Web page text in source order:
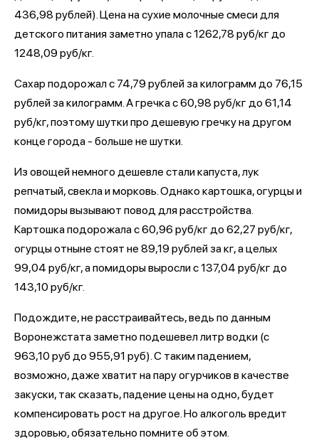
436,98 рублей). Цена на сухие молочные смеси для
детского питания заметно упала с 1262,78 руб/кг до
1248,09 руб/кг.
Сахар подорожал с 74,79 рублей за килограмм до 76,15
рублей за килограмм. А гречка с 60,98 руб/кг до 61,14
руб/кг, поэтому шутки про дешевую гречку на другом
конце города - больше не шутки.
Из овощей немного дешевле стали капуста, лук
репчатый, свекла и морковь. Однако картошка, огурцы и
помидоры вызывают повод для расстройства.
Картошка подорожала с 60,96 руб/кг до 62,27 руб/кг,
огурцы отныне стоят не 89,19 рублей за кг, а целых
99,04 руб/кг, а помидоры выросли с 137,04 руб/кг до
143,10 руб/кг.
Подождите, не расстраивайтесь, ведь по данным
Воронежстата заметно подешевел литр водки (с
963,10 руб до 955,91 руб). С таким падением,
возможно, даже хватит на пару огурчиков в качестве
закуски, так сказать, падение цены на одно, будет
компенсировать рост на другое. Но алкоголь вредит
здоровью, обязательно помните об этом.